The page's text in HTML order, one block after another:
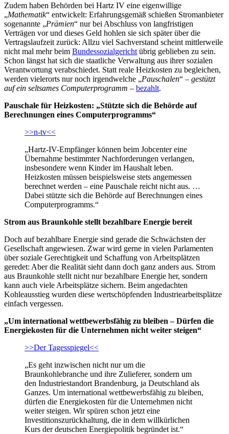
Zudem haben Behörden bei Hartz IV eine eigenwillige
„Mathematik“ entwickelt: Erfahrungsgemäß schießen Stromanbieter
sogenannte „Prämien“ nur bei Abschluss von langfristigen
Verträgen vor und dieses Geld hohlen sie sich später über die
Vertragslaufzeit zurück: Allzu viel Sachverstand scheint mittlerweile
nicht mal mehr beim Bundessozialgericht übrig geblieben zu sein.
Schon längst hat sich die staatliche Verwaltung aus ihrer sozialen
Verantwortung verabschiedet. Statt reale Heizkosten zu begleichen,
werden vielerorts nur noch irgendwelche „Pauschalen“ – gestützt
auf ein seltsames Computerprogramm – bezahlt.
Pauschale für Heizkosten: „Stützte sich die Behörde auf
Berechnungen eines Computerprogramms“
>>n-tv<<
„Hartz-IV-Empfänger können beim Jobcenter eine
Übernahme bestimmter Nachforderungen verlangen,
insbesondere wenn Kinder im Haushalt leben.
Heizkosten müssen beispielsweise stets angemessen
berechnet werden – eine Pauschale reicht nicht aus. …
Dabei stützte sich die Behörde auf Berechnungen eines
Computerprogramms.“
Strom aus Braunkohle stellt bezahlbare Energie bereit
Doch auf bezahlbare Energie sind gerade die Schwächsten der
Gesellschaft angewiesen. Zwar wird gerne in vielen Parlamenten
über soziale Gerechtigkeit und Schaffung von Arbeitsplätzen
geredet: Aber die Realität sieht dann doch ganz anders aus. Strom
aus Braunkohle stellt nicht nur bezahlbare Energie her, sondern
kann auch viele Arbeitsplätze sichern. Beim angedachten
Kohleausstieg wurden diese wertschöpfenden Industriearbeitsplätze
einfach vergessen.
„Um international wettbewerbsfähig zu bleiben – Dürfen die
Energiekosten für die Unternehmen nicht weiter steigen“
>>Der Tagesspiegel<<
„Es geht inzwischen nicht nur um die
Braunkohlebranche und ihre Zulieferer, sondern um
den Industriestandort Brandenburg, ja Deutschland als
Ganzes. Um international wettbewerbsfähig zu bleiben,
dürfen die Energiekosten für die Unternehmen nicht
weiter steigen. Wir spüren schon jetzt eine
Investitionszurückhaltung, die in dem willkürlichen
Kurs der deutschen Energiepolitik begründet ist.“